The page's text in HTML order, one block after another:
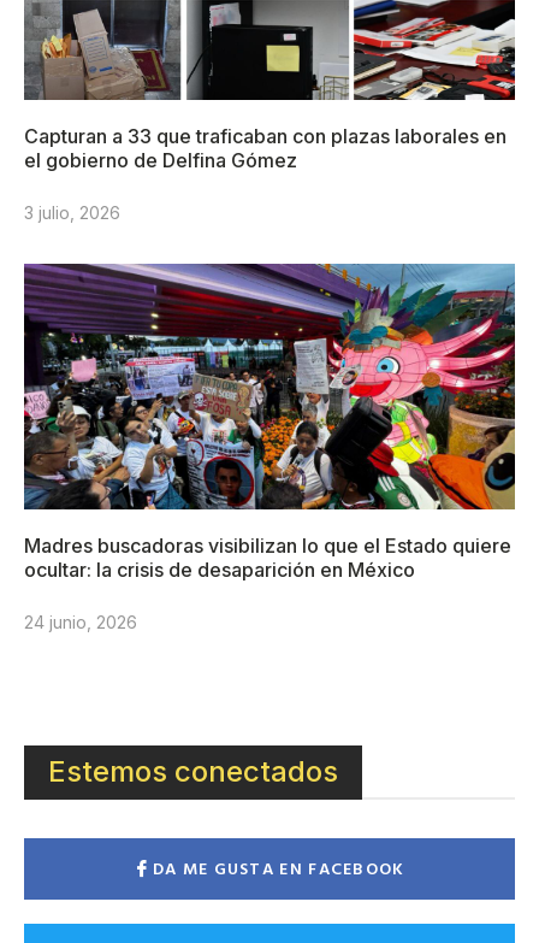
Capturan a 33 que traficaban con plazas laborales en
el gobierno de Delfina Gómez
3 julio, 2026
Madres buscadoras visibilizan lo que el Estado quiere
ocultar: la crisis de desaparición en México
24 junio, 2026
Estemos conectados
DA ME GUSTA EN FACEBOOK